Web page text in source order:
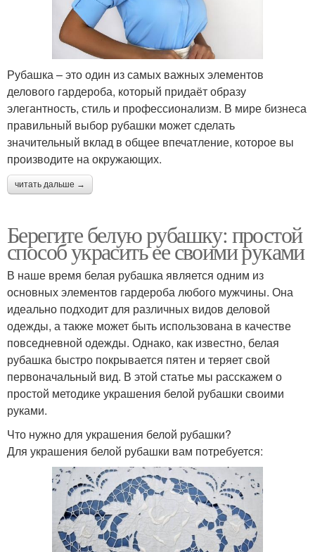
Рубашка – это один из самых важных элементов
делового гардероба, который придаёт образу
элегантность, стиль и профессионализм. В мире бизнеса
правильный выбор рубашки может сделать
значительный вклад в общее впечатление, которое вы
производите на окружающих.
читать дальше →
Берегите белую рубашку: простой
способ украсить ее своими руками
В наше время белая рубашка является одним из
основных элементов гардероба любого мужчины. Она
идеально подходит для различных видов деловой
одежды, а также может быть использована в качестве
повседневной одежды. Однако, как известно, белая
рубашка быстро покрывается пятен и теряет свой
первоначальный вид. В этой статье мы расскажем о
простой методике украшения белой рубашки своими
руками.
Что нужно для украшения белой рубашки?
Для украшения белой рубашки вам потребуется: